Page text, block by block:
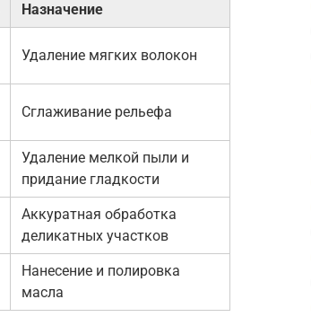
Назначение
Удаление мягких волокон
Сглаживание рельефа
Удаление мелкой пыли и
придание гладкости
Аккуратная обработка
деликатных участков
Нанесение и полировка
масла